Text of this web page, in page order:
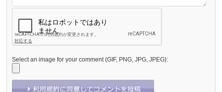
Select an image for your comment (GIF, PNG, JPG, JPEG):